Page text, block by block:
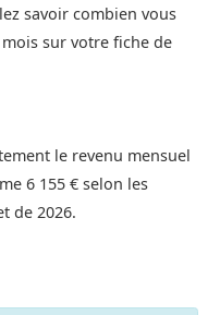
savoir combien vous
sur votre fiche de
le revenu mensuel
6 155 € selon les
de 2026.